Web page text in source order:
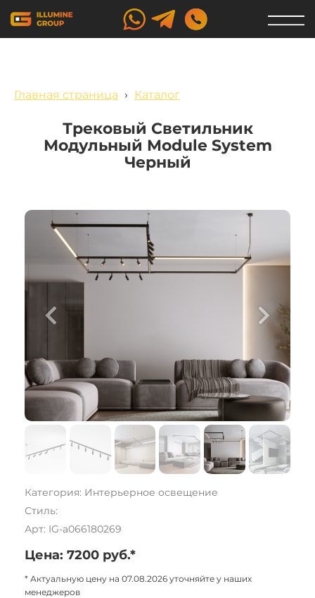
Главная страница › Каталог
Трековый Светильник
Модульный Module System
Черный
Категория: Интерьерное освещение
Стиль:
Арт: IG-a066180269
Цена: 7200 руб.*
* Актуальную цену на 07.08.2026 уточняйте у наших
менеджеров